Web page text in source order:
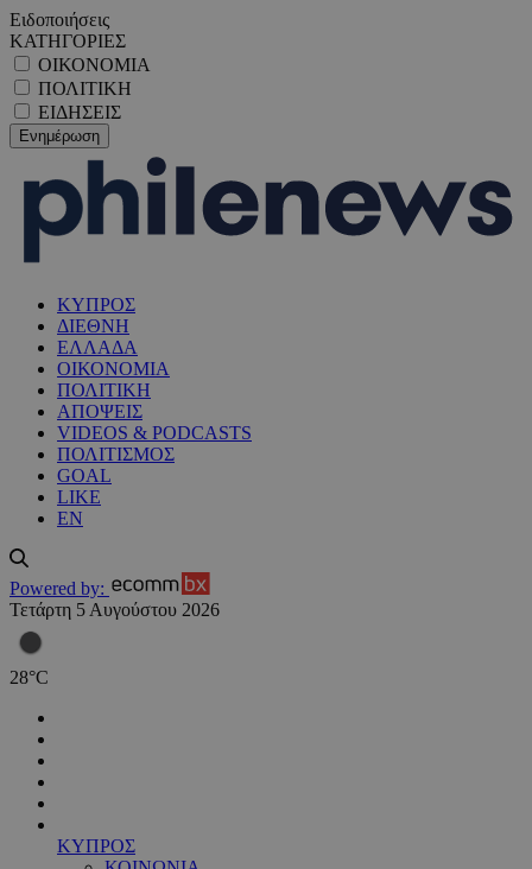
Ειδοποιήσεις
ΚΑΤΗΓΟΡΙΕΣ
ΟΙΚΟΝΟΜΙΑ
ΠΟΛΙΤΙΚΗ
ΕΙΔΗΣΕΙΣ
ΚΥΠΡΟΣ
ΔΙΕΘΝΗ
ΕΛΛΑΔΑ
ΟΙΚΟΝΟΜΙΑ
ΠΟΛΙΤΙΚΗ
ΑΠΟΨΕΙΣ
VIDEOS & PODCASTS
ΠΟΛΙΤΙΣΜΟΣ
GOAL
LIKE
EN
Powered by:
Τετάρτη 5 Αυγούστου 2026
28°C
ΚΥΠΡΟΣ